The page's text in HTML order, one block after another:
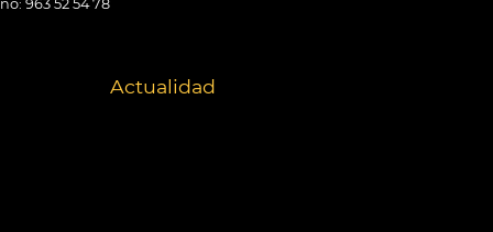
963 52 54 78
Actualidad